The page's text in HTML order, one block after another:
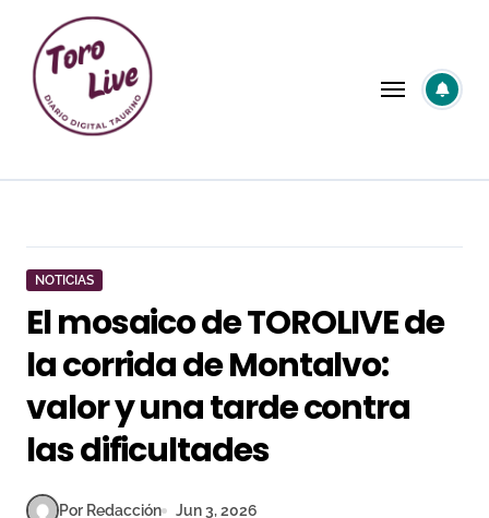
contenido
NOTICIAS
El mosaico de TOROLIVE de
la corrida de Montalvo:
valor y una tarde contra
las dificultades
Por Redacción Jun 3, 2026